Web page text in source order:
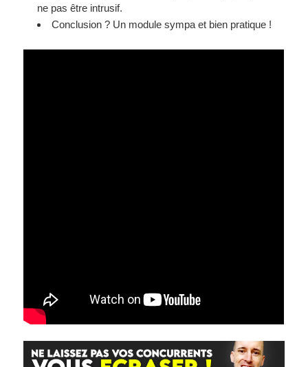
ne pas être intrusif.
Conclusion ? Un module sympa et bien pratique !